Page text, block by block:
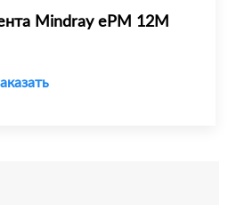
Mindray еРМ 12М